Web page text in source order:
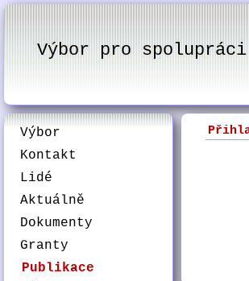
Výbor pro spolupráci
Výbor
Kontakt
Lidé
Aktuálně
Dokumenty
Granty
Publikace